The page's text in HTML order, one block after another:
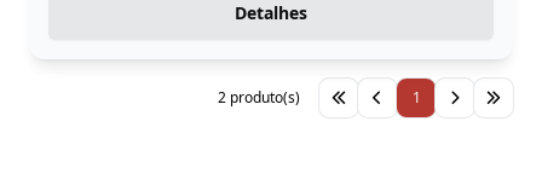
Detalhes
1
2 produto(s)